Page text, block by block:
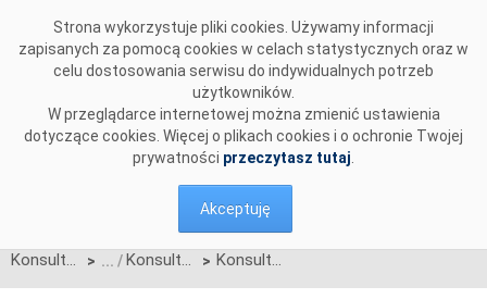
Strona wykorzystuje pliki cookies. Używamy informacji
zapisanych za pomocą cookies w celach statystycznych oraz w
celu dostosowania serwisu do indywidualnych potrzeb
użytkowników.
W przeglądarce internetowej można zmienić ustawienia
dotyczące cookies. Więcej o plikach cookies i o ochronie Twojej
prywatności przeczytasz tutaj
Akceptuję
Konsultacje > Konsultacje zakończone > Konsultacje projektu Planu rozwoju w zakresie zaspokojenia obecnego i przyszłego zapotrzebowania na energię elektryczną na lata 2025-2034